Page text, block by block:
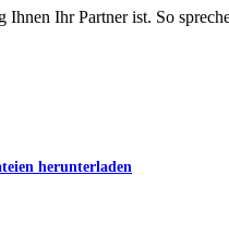
Ihr Partner ist. So
herunterladen